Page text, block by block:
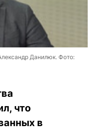
Данилюк. Фото:
что
в